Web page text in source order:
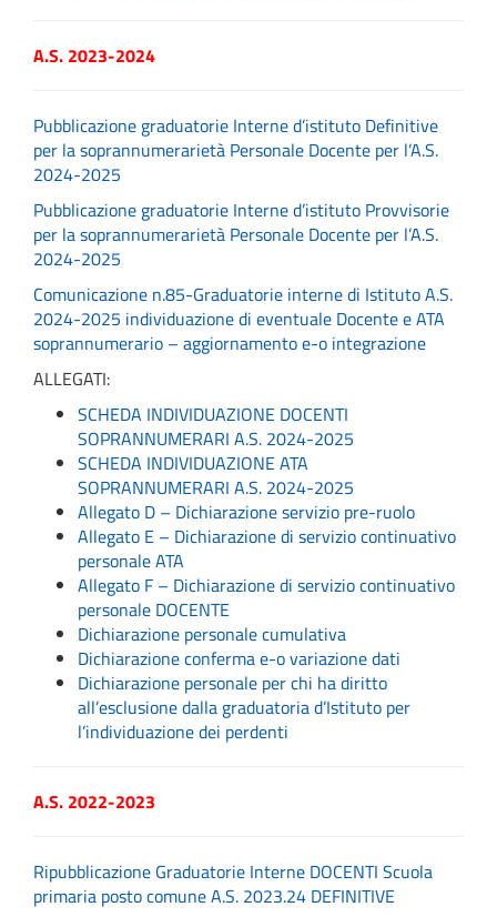
A.S. 2023-2024
Pubblicazione graduatorie Interne d’istituto Definitive
per la soprannumerarietà Personale Docente per l’A.S.
2024-2025
Pubblicazione graduatorie Interne d’istituto Provvisorie
per la soprannumerarietà Personale Docente per l’A.S.
2024-2025
Comunicazione n.85-Graduatorie interne di Istituto A.S.
2024-2025 individuazione di eventuale Docente e ATA
soprannumerario – aggiornamento e-o integrazione
ALLEGATI:
SCHEDA INDIVIDUAZIONE DOCENTI
SOPRANNUMERARI A.S. 2024-2025
SCHEDA INDIVIDUAZIONE ATA
SOPRANNUMERARI A.S. 2024-2025
Allegato D – Dichiarazione servizio pre-ruolo
Allegato E – Dichiarazione di servizio continuativo
personale ATA
Allegato F – Dichiarazione di servizio continuativo
personale DOCENTE
Dichiarazione personale cumulativa
Dichiarazione conferma e-o variazione dati
Dichiarazione personale per chi ha diritto
all’esclusione dalla graduatoria d’Istituto per
l’individuazione dei perdenti
A.S. 2022-2023
Ripubblicazione Graduatorie Interne DOCENTI Scuola
primaria posto comune A.S. 2023.24 DEFINITIVE